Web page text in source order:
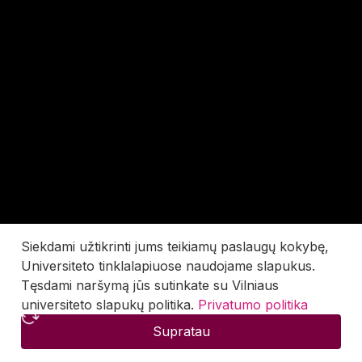
Siekdami užtikrinti jums teikiamų paslaugų kokybę,
Universiteto tinklalapiuose naudojame slapukus.
Tęsdami naršymą jūs sutinkate su Vilniaus
universiteto slapukų politika. Privatumo politika
Supratau